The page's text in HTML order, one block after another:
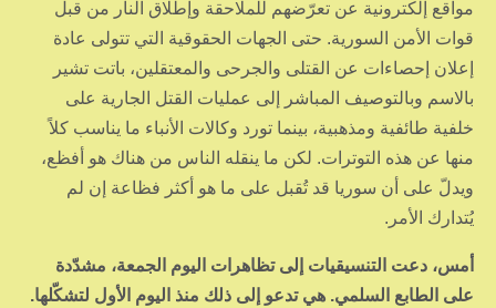
مواقع إلكترونية عن تعرّضهم للملاحقة وإطلاق النار من قبل
قوات الأمن السورية. حتى الجهات الحقوقية التي تتولى عادة
إعلان إحصاءات عن القتلى والجرحى والمعتقلين، باتت تشير
بالاسم وبالتوصيف المباشر إلى عمليات القتل الجارية على
خلفية طائفية ومذهبية، بينما تورد وكالات الأنباء ما يناسب كلاً
منها عن هذه التوترات. لكن ما ينقله الناس من هناك هو أفظع،
ويدلّ على أن سوريا قد تُقبل على ما هو أكثر فظاعة إن لم
يُتدارك الأمر.
أمس، دعت التنسيقيات إلى تظاهرات اليوم الجمعة، مشدّدة
على الطابع السلمي. هي تدعو إلى ذلك منذ اليوم الأول لتشكّلها.